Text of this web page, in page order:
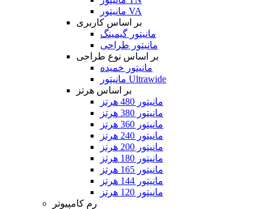
مانیتور VA
بر اساس کاربری
مانیتور گیمینگ
مانیتور طراحی
بر اساس نوع طراحی
مانیتور خمیده
مانیتور Ultrawide
بر اساس هرتز
مانیتور 480 هرتز
مانیتور 380 هرتز
مانیتور 360 هرتز
مانیتور 240 هرتز
مانیتور 200 هرتز
مانیتور 180 هرتز
مانیتور 165 هرتز
مانیتور 144 هرتز
مانیتور 120 هرتز
رم کامپیوتر